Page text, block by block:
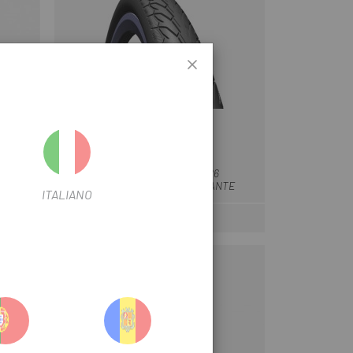
550A
MITAS
CUBIERTA MITAS V66 26
ANTIPINCHAZO/REFLECTANTE
ITALIANO